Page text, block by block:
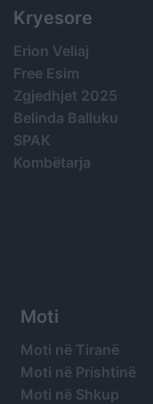
Kryesore
Erion Veliaj
Free Esim
Zgjedhjet 2025
Belinda Balluku
SPAK
Kombëtarja
Moti
Moti në Tiranë
Moti në Prishtinë
Moti në Shkup